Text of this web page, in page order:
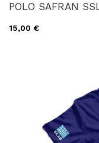
POLO SAFRAN
15,00 €